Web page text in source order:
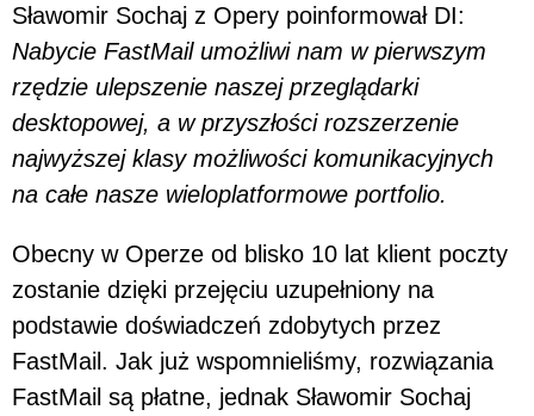
Sławomir Sochaj z Opery poinformował DI:
Nabycie FastMail umożliwi nam w pierwszym
rzędzie ulepszenie naszej przeglądarki
desktopowej, a w przyszłości rozszerzenie
najwyższej klasy możliwości komunikacyjnych
na całe nasze wieloplatformowe portfolio.
Obecny w Operze od blisko 10 lat klient poczty
zostanie dzięki przejęciu uzupełniony na
podstawie doświadczeń zdobytych przez
FastMail. Jak już wspomnieliśmy, rozwiązania
FastMail są płatne, jednak Sławomir Sochaj